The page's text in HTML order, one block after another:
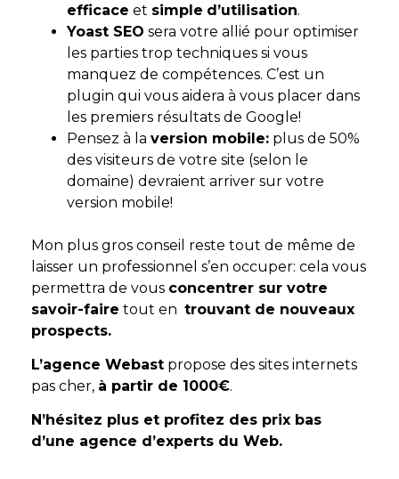
efficace et simple d’utilisation.
Yoast SEO sera votre allié pour optimiser
les parties trop techniques si vous
manquez de compétences. C’est un
plugin qui vous aidera à vous placer dans
les premiers résultats de Google!
Pensez à la version mobile: plus de 50%
des visiteurs de votre site (selon le
domaine) devraient arriver sur votre
version mobile!
Mon plus gros conseil reste tout de même de
laisser un professionnel s’en occuper: cela vous
permettra de vous concentrer sur votre
savoir-faire tout en trouvant de nouveaux
prospects.
L’agence Webast propose des sites internets
pas cher, à partir de 1000€.
N’hésitez plus et profitez des prix bas
d’une agence d’experts du Web.